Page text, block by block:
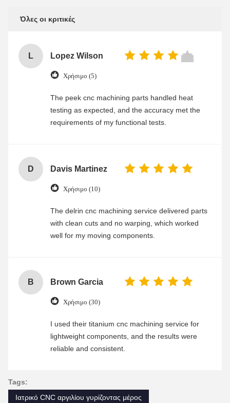
Όλες οι κριτικές
L Lopez Wilson
Χρήσιμο (5)
The peek cnc machining parts handled heat
testing as expected, and the accuracy met the
requirements of my functional tests.
D Davis Martinez
Χρήσιμο (10)
The delrin cnc machining service delivered parts
with clean cuts and no warping, which worked
well for my moving components.
B Brown Garcia
Χρήσιμο (30)
I used their titanium cnc machining service for
lightweight components, and the results were
reliable and consistent.
Tags:
Ιατρικό CNC αργιλίου γυρίζοντας μέρος